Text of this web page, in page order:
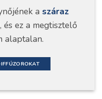
a száraz
ez a megtisztelő
alaptalan.